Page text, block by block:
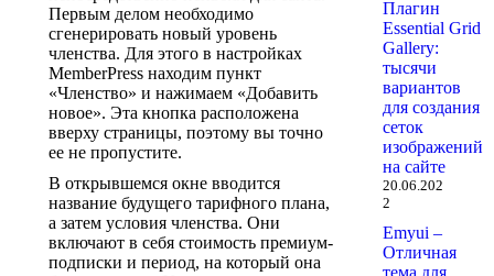
Первым делом необходимо
сгенерировать новый уровень
членства. Для этого в настройках
MemberPress находим пункт
«Членство» и нажимаем «Добавить
новое». Эта кнопка расположена
вверху страницы, поэтому вы точно
ее не пропустите.
В открывшемся окне вводится
название будущего тарифного плана,
а затем условия членства. Они
включают в себя стоимость премиум-
подписки и период, на который она
Плагин
Essential Grid
Gallery:
тысячи
вариантов
для создания
сеток
изображений
на сайте
20.06.202
2
Emyui –
Отличная
тема для